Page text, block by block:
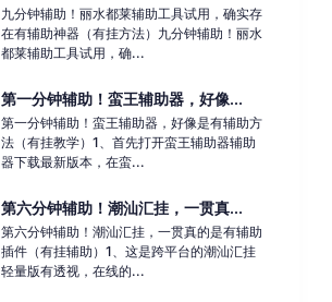
九分钟辅助！丽水都莱辅助工具试用，确实存
在有辅助神器（有挂方法）九分钟辅助！丽水
都莱辅助工具试用，确...
第一分钟辅助！蛮王辅助器，好像...
第一分钟辅助！蛮王辅助器，好像是有辅助方
法（有挂教学）1、首先打开蛮王辅助器辅助
器下载最新版本，在蛮...
第六分钟辅助！潮汕汇挂，一贯真...
第六分钟辅助！潮汕汇挂，一贯真的是有辅助
插件（有挂辅助）1、这是跨平台的潮汕汇挂
轻量版有透视，在线的...